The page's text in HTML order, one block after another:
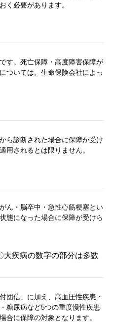
く必要があります。
す。死亡保障・高度障害保障が
ついては、生命保険会社によっ
ら診断された場合に保障が受け
用されるとは限りません。
ん・脳卒中・急性心筋梗塞とい
態になった場合に保障が受けら
大疾病の数字の部分は多数
団信」に加え、高血圧性疾患・
糖尿病など5つの重度慢性疾患
合に保障の対象となります。